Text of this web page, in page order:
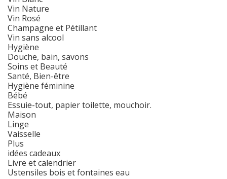
Vin Nature
Vin Rosé
Champagne et Pétillant
Vin sans alcool
Hygiène
Douche, bain, savons
Soins et Beauté
Santé, Bien-être
Hygiène féminine
Bébé
Essuie-tout, papier toilette, mouchoir.
Maison
Linge
Vaisselle
Plus
idées cadeaux
Livre et calendrier
Ustensiles bois et fontaines eau